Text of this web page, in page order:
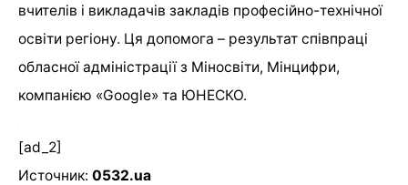
вчителів і викладачів закладів професійно-технічної
освіти регіону. Ця допомога – результат співпраці
обласної адміністрації з Міносвіти, Мінцифри,
компанією «Google» та ЮНЕСКО.
[ad_2]
Источник: 0532.ua